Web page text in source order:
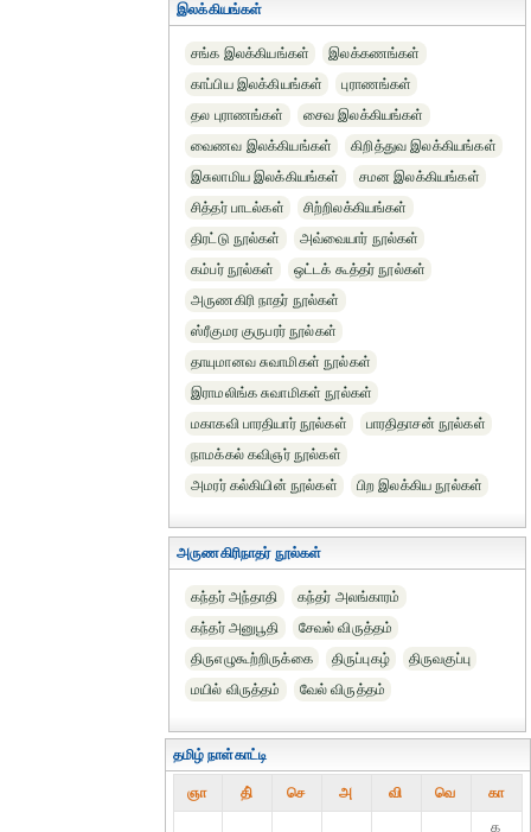
இலக்கியங்கள்
சங்க இலக்கியங்கள்
இலக்கணங்கள்
காப்பிய இலக்கியங்கள்
புராணங்கள்
தல புராணங்கள்
சைவ இலக்கியங்கள்
வைணவ இலக்கியங்கள்
கிறித்துவ இலக்கியங்கள்
இசுலாமிய இலக்கியங்கள்
சமன இலக்கியங்கள்
சித்தர் பாடல்கள்
சிற்றிலக்கியங்கள்
திரட்டு நூல்கள்
அவ்வையார் நூல்கள்
கம்பர் நூல்கள்
ஒட்டக் கூத்தர் நூல்கள்
அருணகிரி நாதர் நூல்கள்
ஸ்ரீகுமர குருபரர் நூல்கள்
தாயுமானவ சுவாமிகள் நூல்கள்
இராமலிங்க சுவாமிகள் நூல்கள்
மகாகவி பாரதியார் நூல்கள்
பாரதிதாசன் நூல்கள்
நாமக்கல் கவிஞர் நூல்கள்
அமரர் கல்கியின் நூல்கள்
பிற இலக்கிய நூல்கள்
அருணகிரிநாதர் நூல்கள்
கந்தர் அந்தாதி
கந்தர் அலங்காரம்
கந்தர் அனுபூதி
சேவல் விருத்தம்
திருஎழுகூற்றிருக்கை
திருப்புகழ்
திருவகுப்பு
மயில் விருத்தம்
வேல் விருத்தம்
தமிழ் நாள்காட்டி
ஞா தி் செ அ வி வெ கா
௧